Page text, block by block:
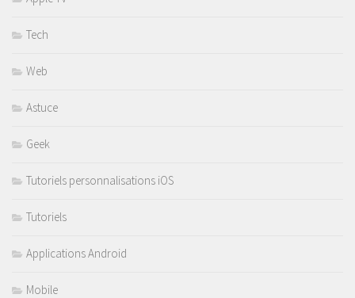
Tech
Web
Astuce
Geek
Tutoriels personnalisations iOS
Tutoriels
Applications Android
Mobile